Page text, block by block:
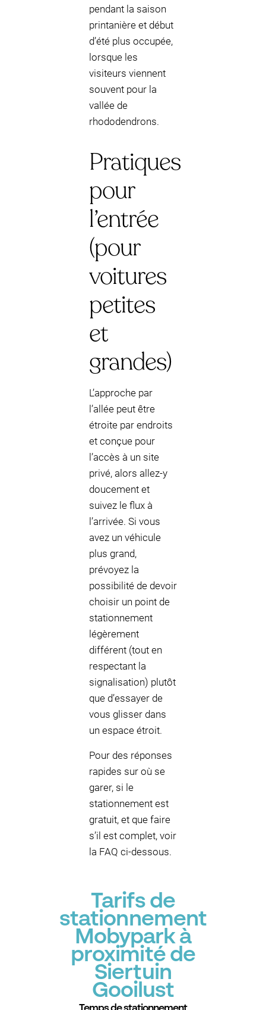
pendant la saison
printanière et début
d’été plus occupée,
lorsque les
visiteurs viennent
souvent pour la
vallée de
rhododendrons.
Pratiques
pour
l’entrée
(pour
voitures
petites
et
grandes)
L’approche par
l’allée peut être
étroite par endroits
et conçue pour
l’accès à un site
privé, alors allez-y
doucement et
suivez le flux à
l’arrivée. Si vous
avez un véhicule
plus grand,
prévoyez la
possibilité de devoir
choisir un point de
stationnement
légèrement
différent (tout en
respectant la
signalisation) plutôt
que d’essayer de
vous glisser dans
un espace étroit.
Pour des réponses
rapides sur où se
garer, si le
stationnement est
gratuit, et que faire
s’il est complet, voir
la FAQ ci-dessous.
Tarifs de
stationnement
Mobypark à
proximité de
Siertuin
Gooilust